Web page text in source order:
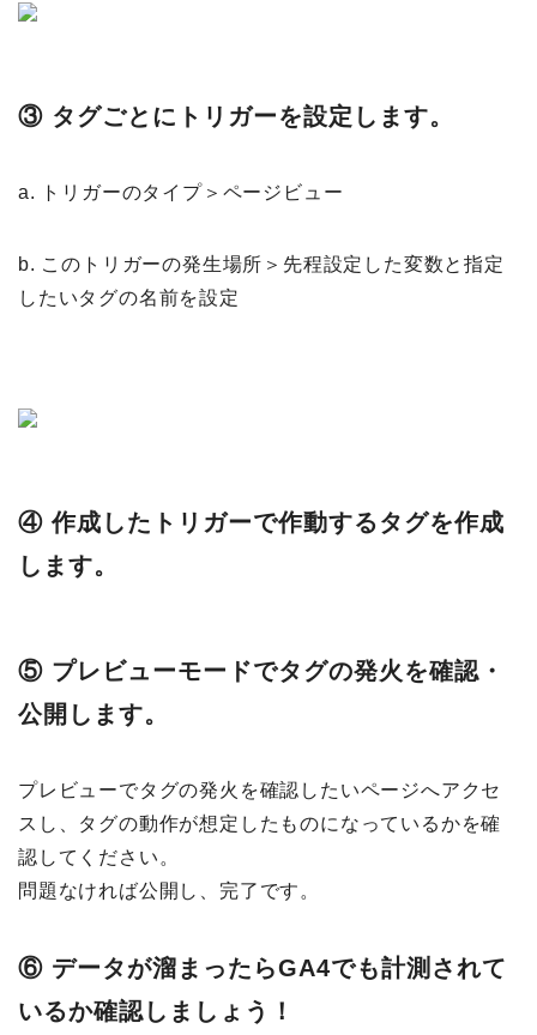
③ タグごとにトリガーを設定します。
a. トリガーのタイプ＞ページビュー
b. このトリガーの発生場所＞先程設定した変数と指定
したいタグの名前を設定
④ 作成したトリガーで作動するタグを作成
します。
⑤ プレビューモードでタグの発火を確認・
公開します。
プレビューでタグの発火を確認したいページへアクセ
スし、タグの動作が想定したものになっているかを確
認してください。
問題なければ公開し、完了です。
⑥ データが溜まったらGA4でも計測されて
いるか確認しましょう！